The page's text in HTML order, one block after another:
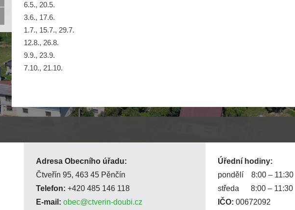
6.5., 20.5.
3.6., 17.6.
1.7., 15.7., 29.7.
12.8., 26.8.
9.9., 23.9.
7.10., 21.10.
Adresa Obecního úřadu:
Čtveřín 95, 463 45 Pěnčín
Telefon: +420 485 146 118
E-mail: obec@ctverin-doubi.cz
Úřední hodiny:
pondělí 8:00 –
středa 8:00 –
IČO: 00672092